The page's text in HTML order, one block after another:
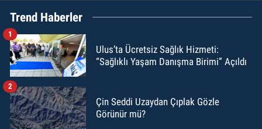
Trend Haberler
Ulus’ta Ücretsiz Sağlık Hizmeti:
“Sağlıklı Yaşam Danışma Birimi” Açıldı
1
Çin Seddi Uzaydan Çıplak Gözle
Görünür mü?
2